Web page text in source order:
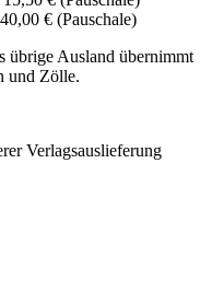
€ (Pauschale)
übrige Ausland übernimmt
und Zölle.
Verlagsauslieferung